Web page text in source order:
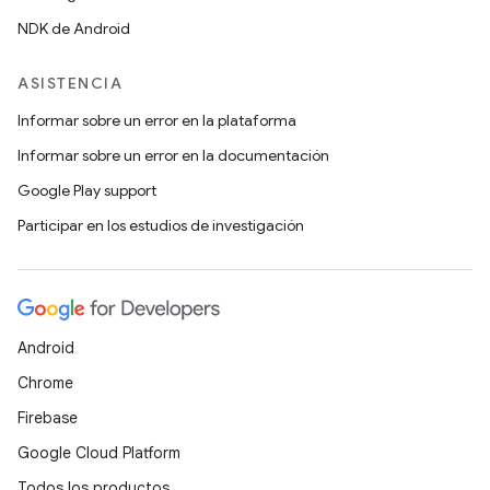
NDK de Android
ASISTENCIA
Informar sobre un error en la plataforma
Informar sobre un error en la documentación
Google Play support
Participar en los estudios de investigación
Android
Chrome
Firebase
Google Cloud Platform